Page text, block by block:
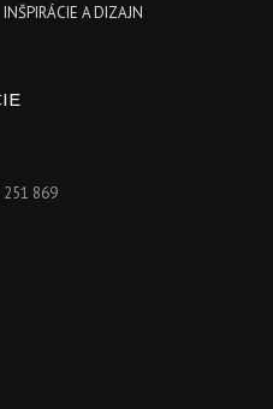
INŠPIRÁCIE A DIZAJN
251 869